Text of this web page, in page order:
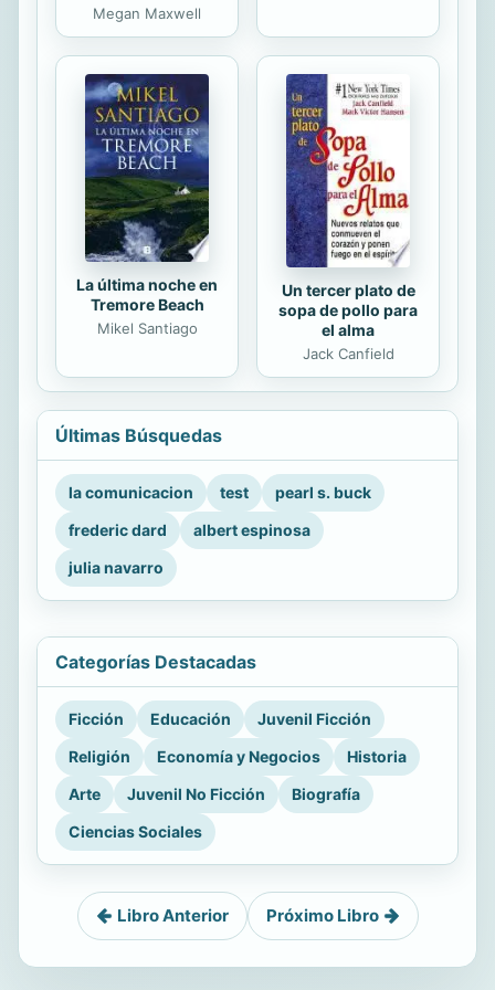
Megan Maxwell
La última noche en
Tremore Beach
Mikel Santiago
Un tercer plato de
sopa de pollo para
el alma
Jack Canfield
Últimas Búsquedas
la comunicacion test
pearl s. buck
frederic dard
albert espinosa
julia navarro
Categorías Destacadas
Ficción Educación
Juvenil Ficción
Religión
Economía y Negocios
Historia
Arte
Juvenil No Ficción
Biografía
Ciencias Sociales
Libro Anterior Próximo Libro